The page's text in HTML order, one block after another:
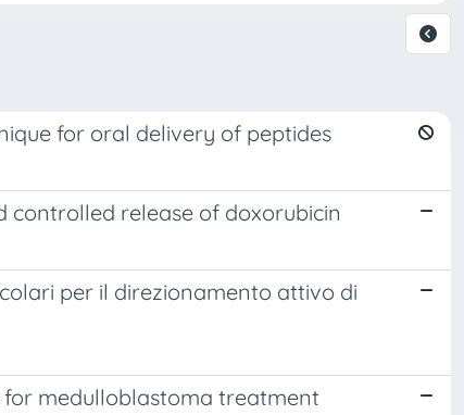
for oral delivery of peptides
release of doxorubicin
per il direzionamento attivo di
medulloblastoma treatment